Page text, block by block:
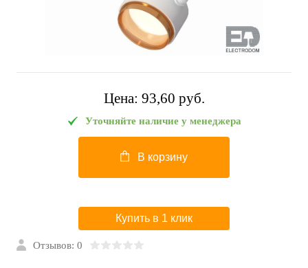
Цена: 93,60 pуб.
Уточняйте наличие у менеджера
В корзину
Купить в 1 клик
Отзывов: 0